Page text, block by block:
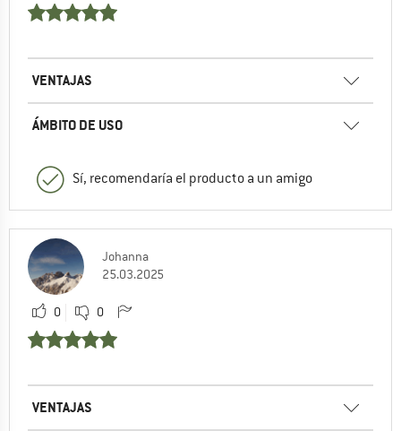
VENTAJAS
ÁMBITO DE USO
Sí, recomendaría el producto a un amigo
Johanna
25.03.2025
0 0
VENTAJAS